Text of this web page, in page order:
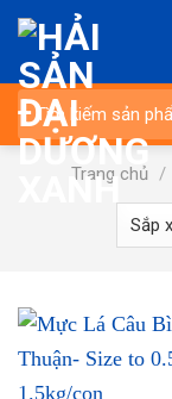
Skip
content
Tìm
kiếm:
Trang chủ /
-4%